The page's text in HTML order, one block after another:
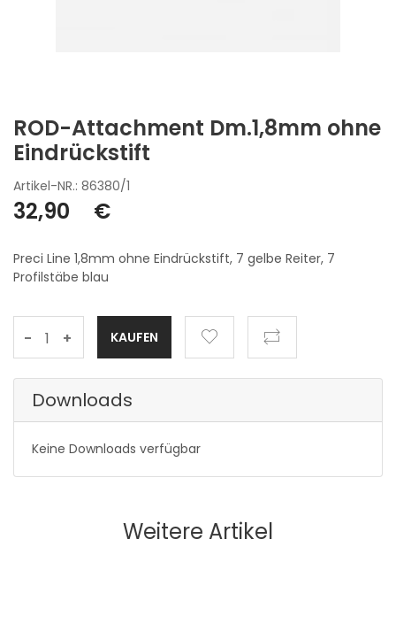
ROD-Attachment Dm.1,8mm ohne
Eindrückstift
Artikel-NR.: 86380/1
32,90 €
Preci Line 1,8mm ohne Eindrückstift, 7 gelbe Reiter, 7
Profilstäbe blau
- +
Downloads
Keine Downloads verfügbar
Weitere Artikel